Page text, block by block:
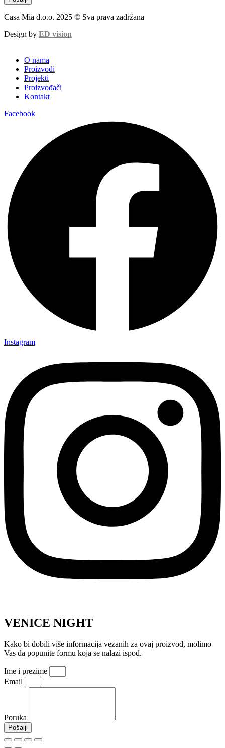
Casa Mia d.o.o. 2025 © Sva prava zadržana
Design by ED vision
O nama
Proizvodi
Projekti
Proizvođači
Kontakt
Facebook
Instagram
VENICE NIGHT
Kako bi dobili više informacija vezanih za ovaj proizvod, molimo
Vas da popunite formu koja se nalazi ispod.
Ime i prezime
Email
Poruka
Pošalji